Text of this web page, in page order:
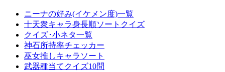
ニーナの好み(イケメン度)一覧
十天衆キャラ身長順ソートクイズ
クイズ･小ネタ一覧
神石所持率チェッカー
巫女推しキャラソート
武器種当てクイズ10問